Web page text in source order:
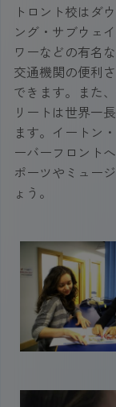
トロント校はダ
ング・サブウェ
ワーなどの有名
交通機関の便利
できます。また
リートは世界一
ます。イートン
ーバーフロント
ポーツやミュー
ょう。